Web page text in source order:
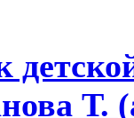
Т.